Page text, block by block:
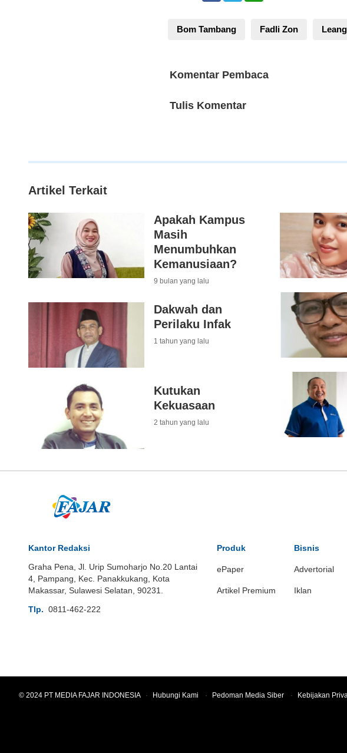
Bom Tambang Fadli Zon
Komentar Pembaca
Tulis Komentar
Artikel Terkait
Apakah Kampus
Masih
Menumbuhkan
Kemanusiaan?
9 bulan yang lalu
Dakwah dan
Perilaku Infak
1 tahun yang lalu
Kutukan
Kekuasaan
2 tahun yang lalu
Kantor Redaksi
Graha Pena, Jl. Urip Sumoharjo No.20 Lantai
4, Pampang, Kec. Panakkukang, Kota
Makassar, Sulawesi Selatan, 90231.
Tlp. 0811-462-222
Produk
ePaper
Artikel Premium
Bisnis
Advertorial
Iklan
© 2024 PT MEDIA FAJAR INDONESIA · Hubungi Kami · Pedoman Media Siber · Kebijakan